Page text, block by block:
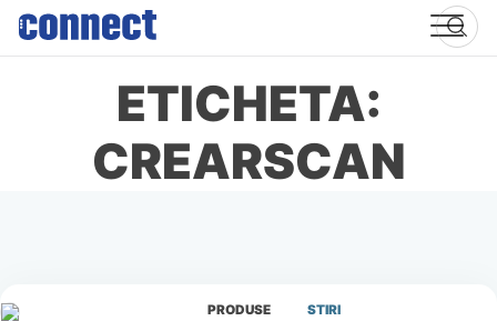
Skip
content
ETICHETA:
CREARSCAN
PRODUSE STIRI